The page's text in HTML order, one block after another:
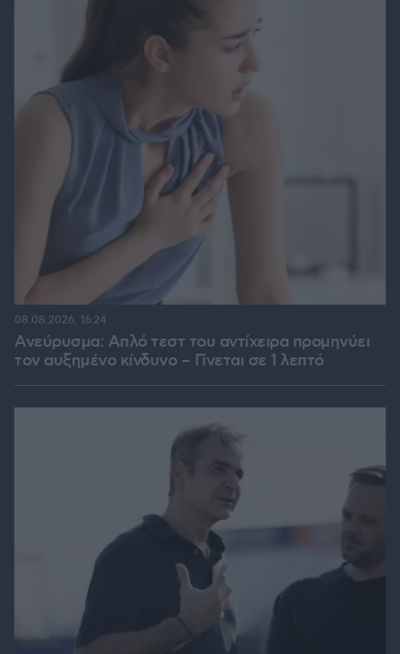
Ανεύρυσμα: Απλό τεστ του αντίχειρα προμηνύει
τον αυξημένο κίνδυνο – Γίνεται σε 1 λεπτό
08.08.2026, 16:24